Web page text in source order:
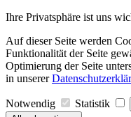
Ihre Privatsphäre ist uns
Auf dieser Seite werden
Funktionalität der Seite
Optimierung der Seite
in unserer
Notwendig Statistik